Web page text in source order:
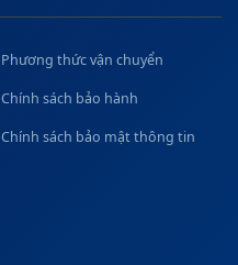
Phương thức vận chuyển
Chính sách bảo hành
Chính sách bảo mật thông tin